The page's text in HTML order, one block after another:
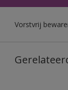
Vorstvrij